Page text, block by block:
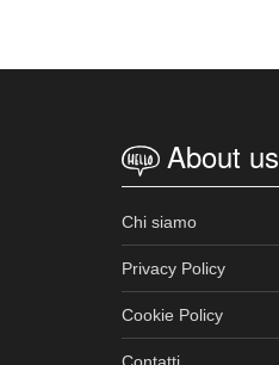
About us
Chi siamo
Privacy Policy
Cookie Policy